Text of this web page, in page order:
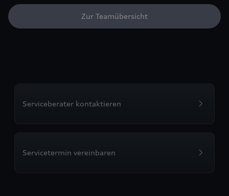
Zur Teamübersicht
Serviceberater kontaktieren
Servicetermin vereinbaren